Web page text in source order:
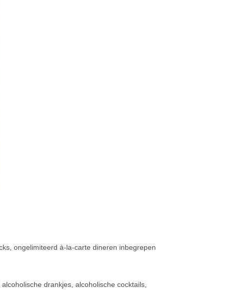
ongelimiteerd à-la-carte dineren inbegrepen
drankjes, alcoholische cocktails,